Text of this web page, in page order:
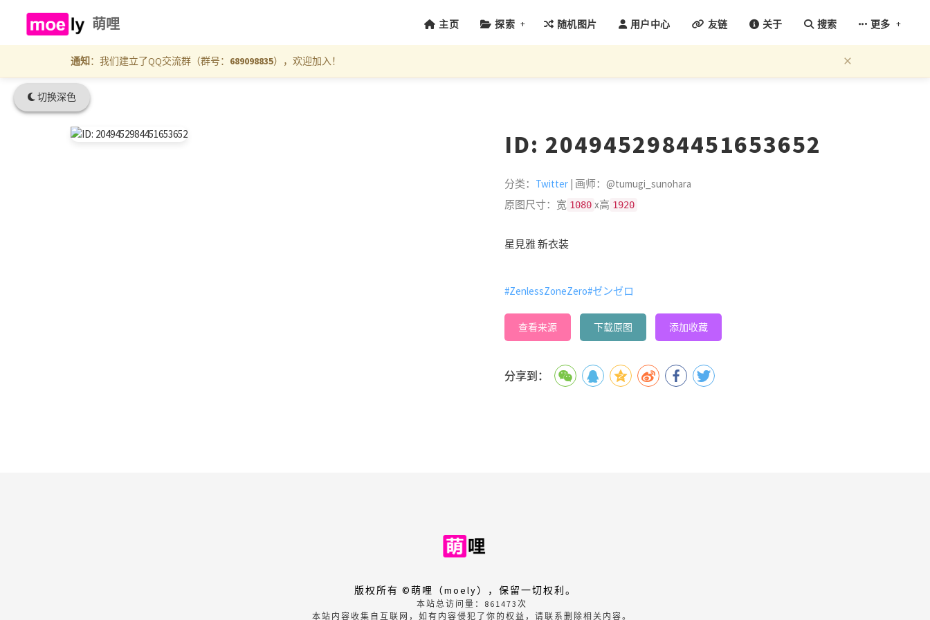
切换深色
萌哩 主页 探索 + 随机图片 用户中心 友链 关于 搜索 更多 +
通知：我们建立了QQ交流群（群号： 689098835），欢迎加入！ ×
ID: 2049452984451653652
分类： Twitter | 画师：@tumugi_sunohara
原图尺寸：宽 1080 x高 1920
星見雅 新衣装
#ZenlessZoneZero#ゼンゼロ
查看来源 下载原图 添加收藏
分享到：
版权所有 ©萌哩（moely），保留一切权利。
本站总访问量： 861473 次
本站内容收集自互联网，如有内容侵犯了你的权益，请联系删除相关内容。